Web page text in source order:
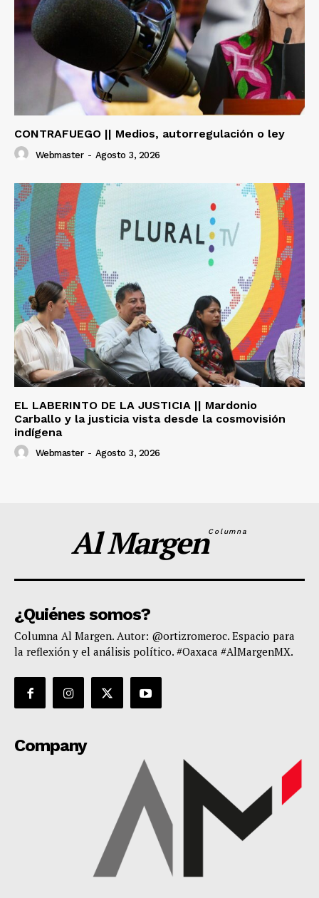
CONTRAFUEGO || Medios, autorregulación o ley
Webmaster - Agosto 3, 2026
EL LABERINTO DE LA JUSTICIA || Mardonio
Carballo y la justicia vista desde la cosmovisión
indígena
Webmaster - Agosto 3, 2026
Al MargenColumna
¿Quiénes somos?
Columna Al Margen. Autor: @ortizromeroc. Espacio para
la reflexión y el análisis político. #Oaxaca #AlMargenMX.
Company